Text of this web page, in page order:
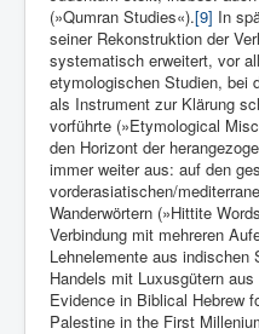
(»Qumran Studies«).[9] In
seiner Rekonstruktion der
systematisch erweitert, vor
etymologischen Studien, bei
als Instrument zur Klärung
vorführte (»Etymological
den Horizont der
immer weiter aus: auf den
vorderasiatischen/
Wanderwörtern (»Hittite
Verbindung mit mehreren
Lehnelemente aus indischen
Handels mit Luxusgütern
Evidence in Biblical Hebrew
Palestine in the First